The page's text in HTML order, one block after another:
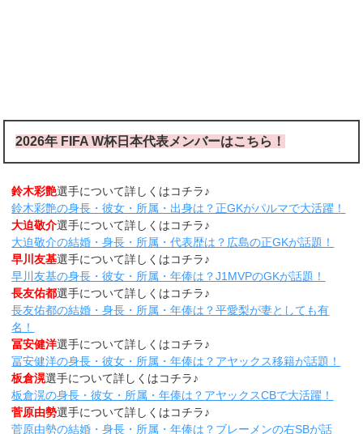
2026年 FIFA W杯日本代表メンバーはこちら！
鈴木彩艶選手について詳しくはコチラ♪
鈴木彩艶の身長・彼女・所属・出身は？正GKがパルマで大活躍！
大迫敬介選手について詳しくはコチラ♪
大迫敬介の結婚・身長・所属・代表歴は？広島の正GKが話題！
早川友基選手について詳しくはコチラ♪
早川友基の身長・彼女・所属・年俸は？J1MVPのGKが話題！
長友佑都選手について詳しくはコチラ♪
長友佑都の結婚・身長・所属・年俸は？平愛梨が妻としても有
名！
冨安健洋選手について詳しくはコチラ♪
冨安健洋の身長・彼女・所属・年俸は？アヤックス移籍が話題！
板倉滉選手について詳しくはコチラ♪
板倉滉の身長・彼女・所属・年俸は？アヤックスCBで大活躍！
菅原由勢選手について詳しくはコチラ♪
菅原由勢の結婚・身長・所属・年俸は？ブレーメンの右SBが話